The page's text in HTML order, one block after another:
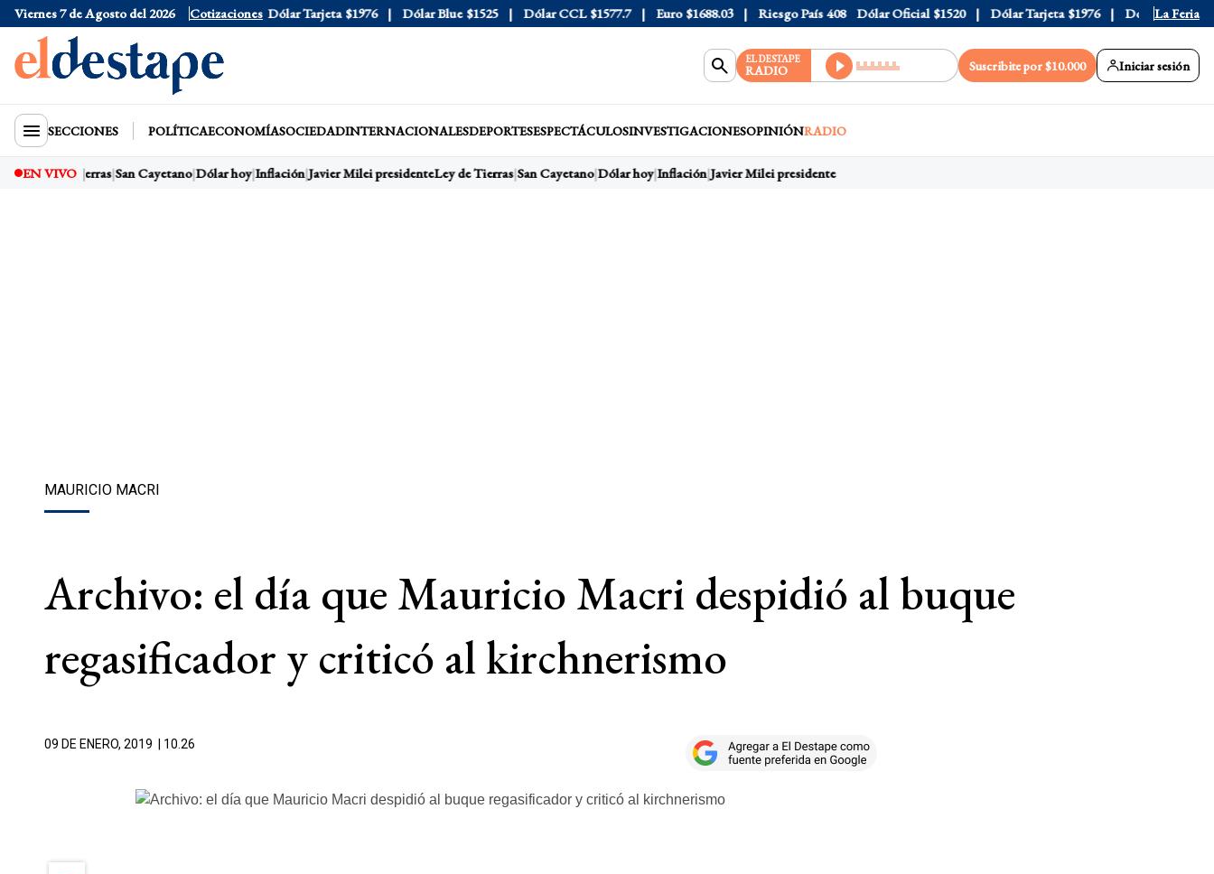
Viernes 7 de Agosto del 2026 Cotizaciones
Dólar Oficial $1520 Dólar Tarjeta $1976 Dólar Blue $1525 Dólar CCL $1577.7 Euro $1688.03 Riesgo País 408 Dólar Oficial $1520 Dólar Tarjeta $1976 Dólar Blue $1525
La Feria
EL DESTAPE
RADIO Suscribite por $10.000 Iniciar sesión
SECCIONES POLÍTICAECONOMÍASOCIEDADINTERNACIONALESDEPORTESESPECTÁCULOSINVESTIGACIONESOPINIÓNRADIO
EN VIVO
Ley de Tierras San Cayetano Dólar hoy Inflación Javier Milei presidenteLey de Tierras San Cayetano Dólar hoy Inflación Javier Milei presidente
MAURICIO MACRI
Archivo: el día que Mauricio Macri despidió al buque
regasificador y criticó al kirchnerismo
09 DE ENERO, 2019 | 10.26